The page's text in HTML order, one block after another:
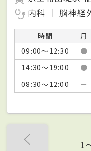
内科
脳神経
時間 月
09:00～12:30
●
14:30～19:00
●
08:30～12:00
－
1